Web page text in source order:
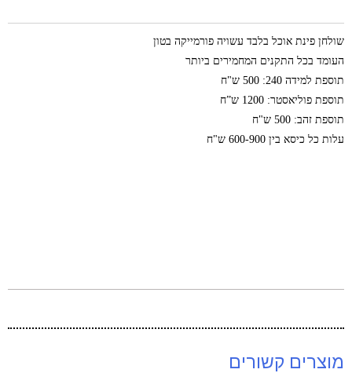
שולחן פינת אוכל בלבד עשויה פורמייקה בטון
העומד בכל התקנים המחמירים ביותר
תוספת למידה 240: 500 ש"ח
תוספת פוליאסטר: 1200 ש”ח
תוספת זהב: 500 ש"ח
עלות כל כיסא בין 600-900 ש"ח
מוצרים קשורים